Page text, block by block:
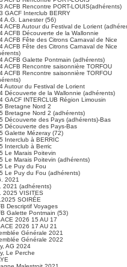
ACFB Rencontre PORT-LOUIS(adhérents)
GACF Interclub BERRY
A.G. Lanester (56)
ACFB Autour du Festival de Lorient
ACFB Découverte de la Wallonnie
ACFB Fête des Citrons Carnaval de Nice
ACFB Fête des Citrons Carnaval de Nice
ACFB Galette Pontmain (adhérents)
ACFB Rencontre saisonnière TORFOU
ACFB Rencontre saisonnière TORFOU
Autour du Festival de Lorient
Découverte de la Wallonnie (adhérents)
GACF INTERCLUB Région Limousin
Bretagne Nord 2
Bretagne Nord 2 (adhérents)
Découverte des Pays (adhérents)-Bas
Découverte des Pays-Bas
Galette Mézeray (72)
Interclub à BERRIC
Interclub à Berric
Le Marais Poitevin
Le Marais Poitevin (adhérents)
Le Puy du Fou
Le Puy du Fou (adhérents)
2021
2021 (adhérents)
2025 VISITES
SOIRÉE
Descriptif Voyages
Galette Pontmain (53)
2026 15 AU 17
2026 17 AU 21
Générale 2021
Générale 2022
AG 2024
Le Perche